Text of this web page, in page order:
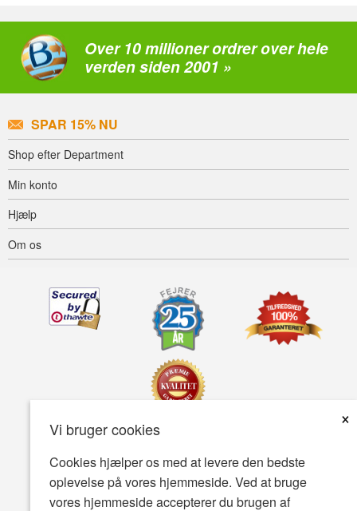
Vi bruger cookies
×
Cookies hjælper os med at levere den bedste
oplevelse på vores hjemmeside. Ved at bruge
vores hjemmeside accepterer du brugen af
Over 10 millioner ordrer over hele
verden siden 2001 »
SPAR 15% NU
Shop efter Department
Min konto
Hjælp
Om os
Tilgængelighed Betingelser for brug Fortrolighedspolitik
Sikkerhedspolitik